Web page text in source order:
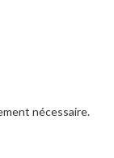
nécessaire.